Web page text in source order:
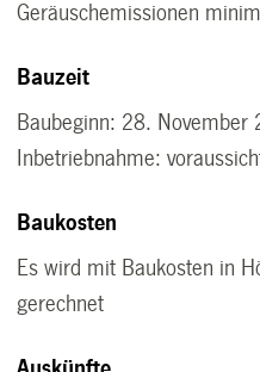
Geräuschemissionen
Bauzeit
Baubeginn: 28. November
Inbetriebnahme:
Baukosten
Es wird mit Baukosten in
gerechnet